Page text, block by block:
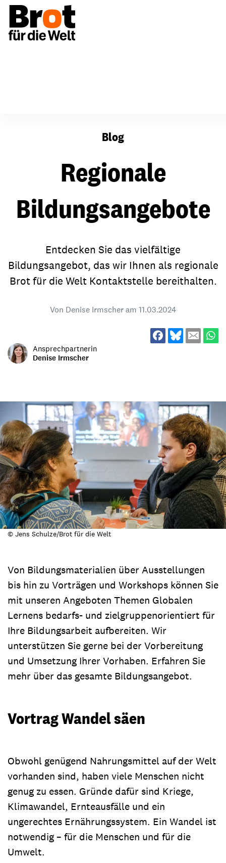
Blog
Regionale
Bildungsangebote
Entdecken Sie das vielfältige
Bildungsangebot, das wir Ihnen als regionale
Brot für die Welt Kontaktstelle bereithalten.
Von Denise Irmscher am 11.03.2024
Ansprechpartnerin
Denise Irmscher
© Jens Schulze/Brot für die Welt
Von Bildungsmaterialien über Ausstellungen
bis hin zu Vorträgen und Workshops können Sie
mit unseren Angeboten Themen Globalen
Lernens bedarfs- und zielgruppenorientiert für
Ihre Bildungsarbeit aufbereiten. Wir
unterstützen Sie gerne bei der Vorbereitung
und Umsetzung Ihrer Vorhaben. Erfahren Sie
mehr über das gesamte Bildungsangebot.
Vortrag Wandel säen
Obwohl genügend Nahrungsmittel auf der Welt
vorhanden sind, haben viele Menschen nicht
genug zu essen. Gründe dafür sind Kriege,
Klimawandel, Ernteausfälle und ein
ungerechtes Ernährungssystem. Ein Wandel ist
notwendig – für die Menschen und für die
Umwelt.